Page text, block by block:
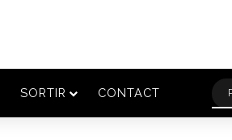
SORTIR CONTACT